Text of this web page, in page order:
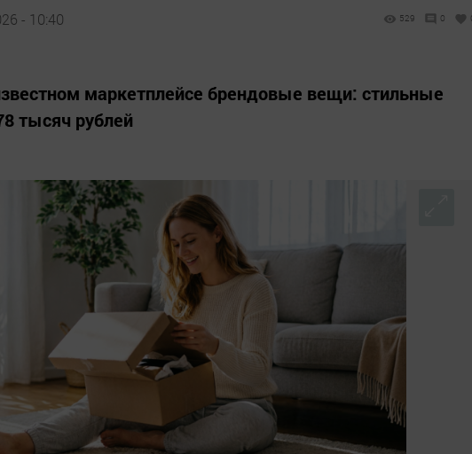
- 10:40 529 0
маркетплейсе брендовые вещи: стильные
тысяч рублей